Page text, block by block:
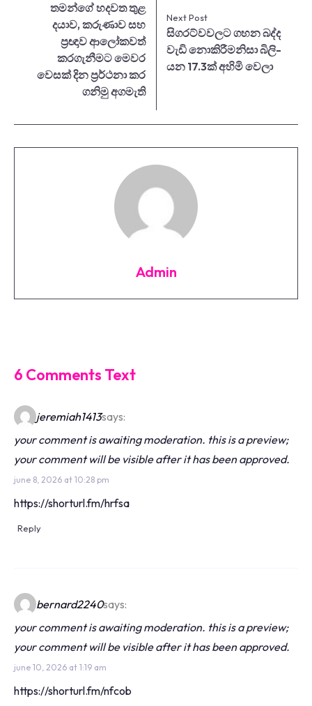
තමන්ගේ හදවත තුළ
දයාව, කරුණාව සහ
ප්‍රඥාව ආලෝකවත්
කරගැනීමට මෙවර
වෙසක් දින ප්‍රර්ථනා කර
ගනිමු අගමැති
Next Post
සිග­රට්වවලට ගහන බද්ද
වැඩි නොකි­රී­මනිසා බිලි­
යන 17.3ක් අහි­මි වෙලා
Admin
6 Comments Text
jeremiah1413says:
your comment is awaiting moderation. this is a preview;
your comment will be visible after it has been approved.
june 8, 2026 at 10:28 pm
https://shorturl.fm/hrfsa
Reply
bernard2240says:
your comment is awaiting moderation. this is a preview;
your comment will be visible after it has been approved.
june 10, 2026 at 1:19 am
https://shorturl.fm/nfcob